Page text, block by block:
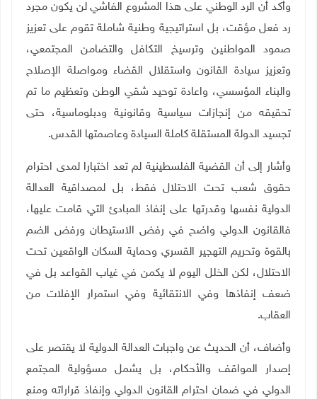
وأكد أن الرد الوطني على هذا المشروع الفاشي لن يكون مجرد
رد فعل مؤقت، بل استراتيجية وطنية شاملة تقوم على تعزيز
صمود المواطنين وترسيخ التكافل والتضامن المجتمعي،
وتعزيز سيادة القانون واستقلال القضاء ومواصلة الإصلاح
والبناء المؤسسي، واعادة توحيد شقي الوطن وتعظيم ما تم
تحقيقه من إنجازات سياسية وقانونية ودبلوماسية، حتى
تجسيد الدولة المستقلة كاملة السيادة وعاصمتها القدس.
وأشار إلى أن القضية الفلسطينية لم تعد اختبارا لمدى احترام
حقوق شعب تحت الاحتلال فقط، بل لمصداقية العدالة
الدولية نفسها وقدرتها على إنفاذ المبادئ التي قامت عليها،
فالقانون الدولي واضح في رفض الاستيطان ورفض الضم
بالقوة وتحريم التهجير القسري وحماية السكان الواقعين تحت
الاحتلال، لكن الخلل اليوم لا يكمن في غياب القواعد بل في
ضعف إنفاذها وفي الانتقائية وفي استمرار الإفلات من
العقاب.
وأضاف، أن الحديث عن واجبات العدالة الدولية لا يقتصر على
إصدار المواقف والأحكام، بل يشمل مسؤولية المجتمع
الدولي في ضمان احترام القانون الدولي وإنفاذ قراراته ومنع